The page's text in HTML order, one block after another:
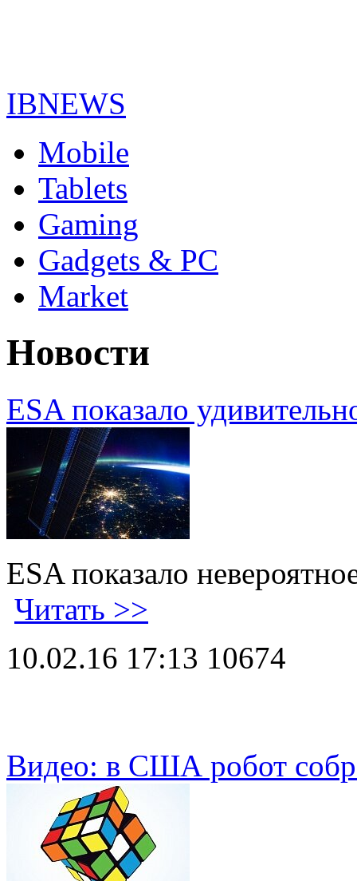
IBNEWS
Mobile
Tablets
Gaming
Gadgets & PC
Market
Новости
ESA показало
ESA показало
Читать >>
10.02.16 17:13 10674
Видео: в США робот